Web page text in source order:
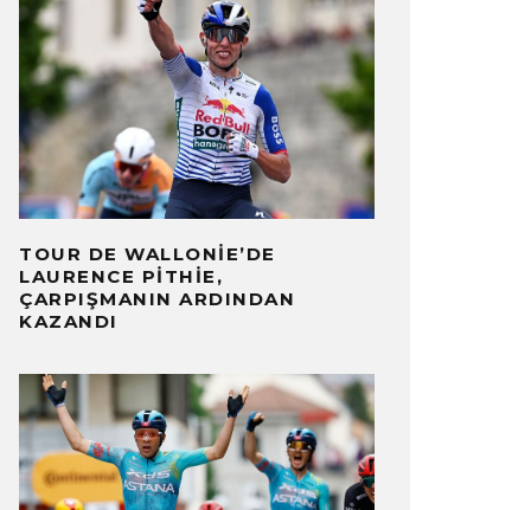
TOUR DE WALLONIE’DE
LAURENCE PITHIE,
ÇARPIŞMANIN ARDINDAN
KAZANDI